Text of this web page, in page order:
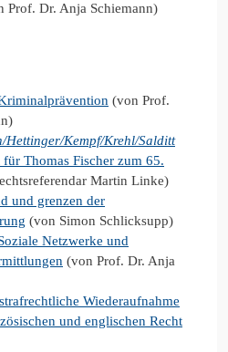
Prof. Dr. Anja Schiemann)
(von Prof.
Hettinger/Kempf/Krehl/Salditt
Thomas Fischer zum 65.
Martin Linke)
und grenzen der
(von Simon Schlicksupp)
Netzwerke und
(von Prof. Dr. Anja
Wiederaufnahme
und englischen Recht